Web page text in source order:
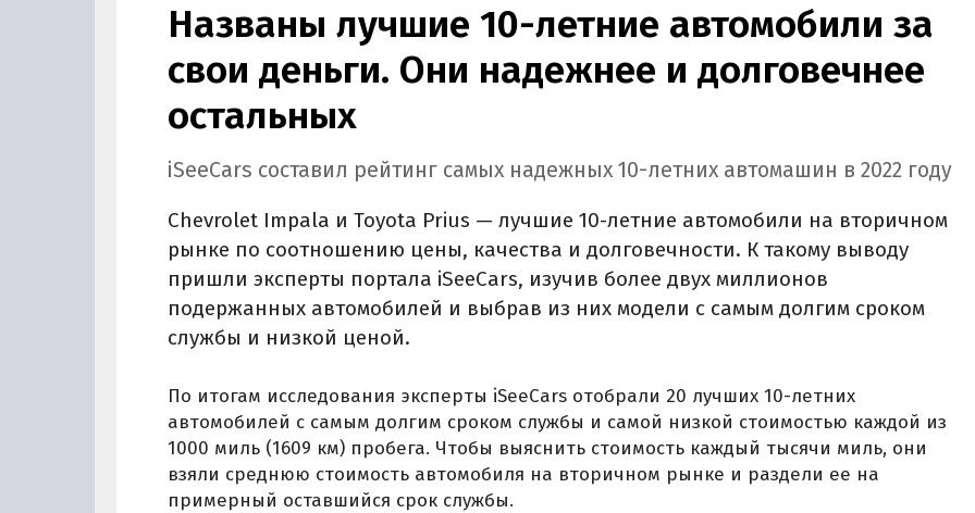
Названы лучшие 10-летние автомобили за
свои деньги. Они надежнее и долговечнее
остальных
iSeeCars составил рейтинг самых надежных 10-летних автомашин в 2022 году
Chevrolet Impala и Toyota Prius — лучшие 10-летние автомобили на вторичном
рынке по соотношению цены, качества и долговечности. К такому выводу
пришли эксперты портала iSeeCars, изучив более двух миллионов
подержанных автомобилей и выбрав из них модели с самым долгим сроком
службы и низкой ценой.
По итогам исследования эксперты iSeeCars отобрали 20 лучших 10-летних
автомобилей с самым долгим сроком службы и самой низкой стоимостью каждой из
1000 миль (1609 км) пробега. Чтобы выяснить стоимость каждый тысячи миль, они
взяли среднюю стоимость автомобиля на вторичном рынке и раздели ее на
примерный оставшийся срок службы.